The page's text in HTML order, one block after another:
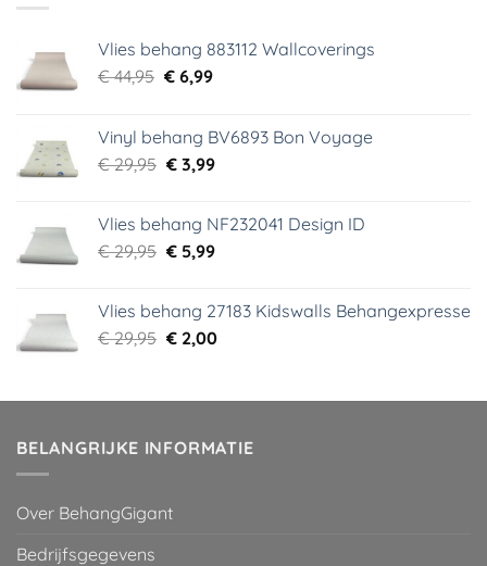
Vlies behang 883112 Wallcoverings
€44,95 Oorspronkelijke
€ 44,95.
€6,99Huidige
€ 6,99.
Vinyl behang BV6893 Bon Voyage
€29,95 Oorspronkelijke
€ 29,95.
€3,99Huidige
€ 3,99.
Vlies behang NF232041 Design ID
€29,95 Oorspronkelijke
€ 29,95.
€5,99Huidige
€ 5,99.
Vlies behang 27183 Kidswalls Behangexpresse
€29,95 Oorspronkelijke
€ 29,95.
€2,00Huidige
€ 2,00.
BELANGRIJKE INFORMATIE
Over BehangGigant
Bedrijfsgegevens